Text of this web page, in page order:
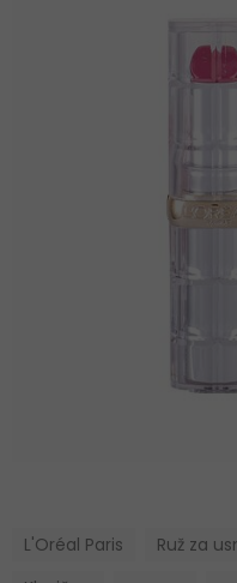
L'Oréal Paris Ruž za